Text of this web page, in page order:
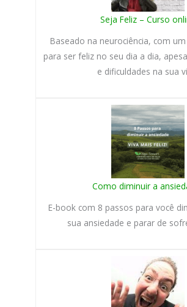
Seja Feliz – Curso
Baseado na neurociência, com
para ser feliz no seu dia a dia,
e dificuldades na sua
Como diminuir a
E-book com 8 passos para você
sua ansiedade e parar de